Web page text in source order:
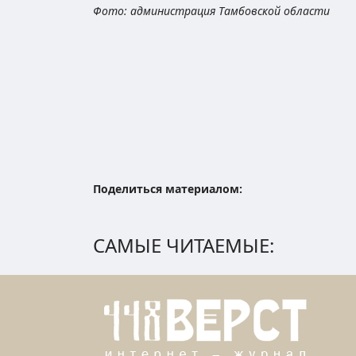
Фото: администрация Тамбовской области
Поделиться материалом:
САМЫЕ ЧИТАЕМЫЕ: